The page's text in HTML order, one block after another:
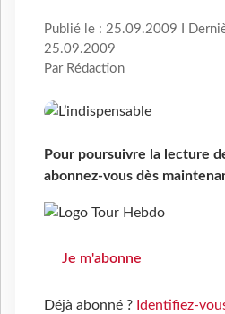
Publié le : 25.09.2009 I
25.09.2009
Par Rédaction
Pour poursuivre la lecture
abonnez-vous dès
Je m'abonne
Déjà abonné ? Identifiez-